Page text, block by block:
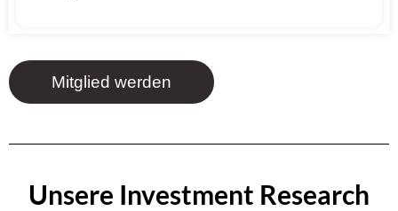
Mitglied werden
Unsere Investment Research